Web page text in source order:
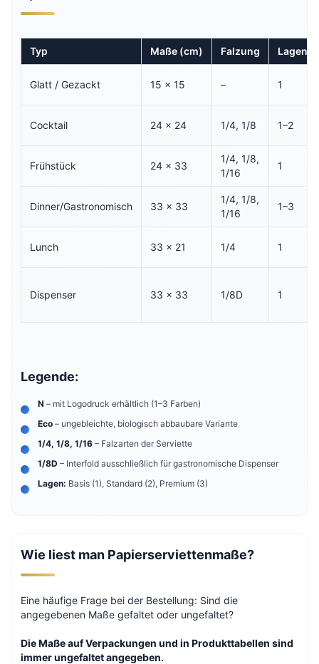
Typ Maße (cm) Falzung Lagen
Glatt / Gezackt 15 × 15 – 1
Cocktail 24 × 24 1/4, 1/8 1–2
Frühstück 24 × 33
1/4, 1/8,
1/16
1
Dinner/Gastronomisch 33 × 33
1/4, 1/8,
1/16
1–3
Lunch 33 × 21 1/4 1
Dispenser 33 × 33 1/8D 1
Legende:
N – mit Logodruck erhältlich (1–3 Farben)
Eco – ungebleichte, biologisch abbaubare Variante
1/4, 1/8, 1/16 – Falzarten der Serviette
1/8D – Interfold ausschließlich für gastronomische Dispenser
Lagen: Basis (1), Standard (2), Premium (3)
Wie liest man Papierserviettenmaße?
Eine häufige Frage bei der Bestellung: Sind die
angegebenen Maße gefaltet oder ungefaltet?
Die Maße auf Verpackungen und in Produkttabellen sind
immer ungefaltet angegeben.